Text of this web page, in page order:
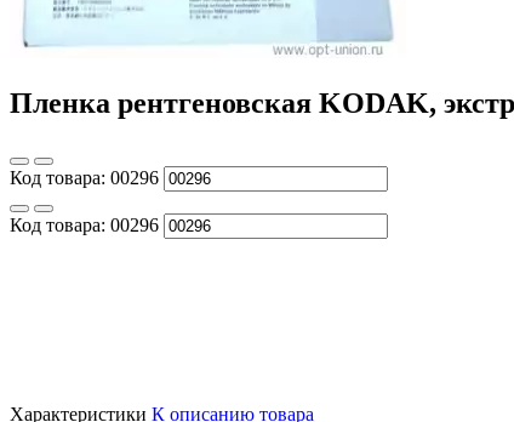
Пленка рентгеновская KODAK,
Код товара: 00296
Код товара: 00296
Характеристики К описанию товара